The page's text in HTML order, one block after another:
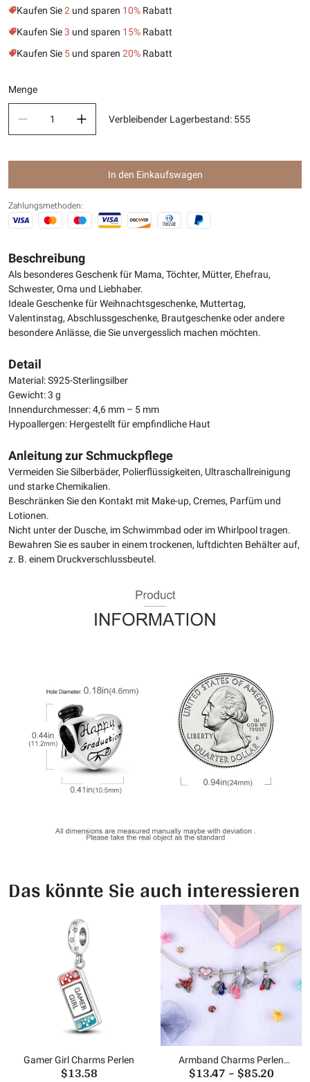
Kaufen Sie2 und sparen 10% Rabatt
Kaufen Sie3 und sparen 15% Rabatt
Kaufen Sie 5 und sparen 20% Rabatt
Menge
Verbleibender Lagerbestand: 555
In den Einkaufswagen
Zahlungsmethoden:
Beschreibung
Als besonderes Geschenk für Mama, Töchter, Mütter, Ehefrau,
Schwester, Oma und Liebhaber.
Ideale Geschenke für Weihnachtsgeschenke, Muttertag,
Valentinstag, Abschlussgeschenke, Brautgeschenke oder andere
besondere Anlässe, die Sie unvergesslich machen möchten.
Detail
Material: S925-Sterlingsilber
Gewicht: 3 g
Innendurchmesser: 4,6 mm – 5 mm
Hypoallergen: Hergestellt für empfindliche Haut
Anleitung zur Schmuckpflege
Vermeiden Sie Silberbäder, Polierflüssigkeiten, Ultraschallreinigung
und starke Chemikalien.
Beschränken Sie den Kontakt mit Make-up, Cremes, Parfüm und
Lotionen.
Nicht unter der Dusche, im Schwimmbad oder im Whirlpool tragen.
Bewahren Sie es sauber in einem trockenen, luftdichten Behälter auf,
z. B. einem Druckverschlussbeutel.
Das könnte Sie auch interessieren
Gamer Girl Charms Perlen
$13.58
Armband Charms Perlen
Anhänger
$13.47~$85.20